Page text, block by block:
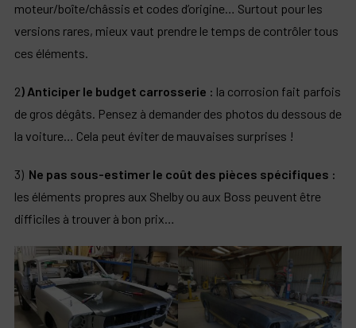
moteur/boîte/châssis et codes d’origine… Surtout pour les
versions rares, mieux vaut prendre le temps de contrôler tous
ces éléments.
2) Anticiper le budget carrosserie : la corrosion fait parfois
de gros dégâts. Pensez à demander des photos du dessous de
la voiture… Cela peut éviter de mauvaises surprises !
3) Ne pas sous-estimer le coût des pièces spécifiques :
les éléments propres aux Shelby ou aux Boss peuvent être
difficiles à trouver à bon prix…